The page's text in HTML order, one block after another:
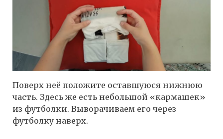
Поверх неё положите оставшуюся нижнюю
часть. Здесь же есть небольшой «кармашек»
из футболки. Выворачиваем его через
футболку наверх.